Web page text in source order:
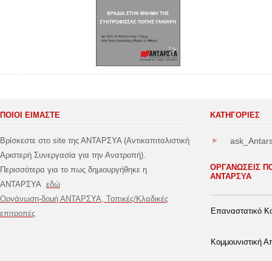
ΠΟΙΟΙ ΕΙΜΑΣΤΕ
Βρίσκεστε στο site της ΑΝΤΑΡΣΥΑ (Αντικαπιταλιστική
Αριστερή Συνεργασία για την Ανατροπή).
Περισσότερα για το πως δημιουργήθηκε η
ΑΝΤΑΡΣΥΑ εδώ
Οργάνωση-δομή ΑΝΤΑΡΣΥΑ, Τοπικές/Κλαδικές
επιτροπές
ΚΑΤΗΓΟΡΊΕΣ
ΟΡΓΑΝΩΣΕΙΣ
ΑΝΤΑΡΣΥΑ
Επαναστατικό
Κομμουνιστική